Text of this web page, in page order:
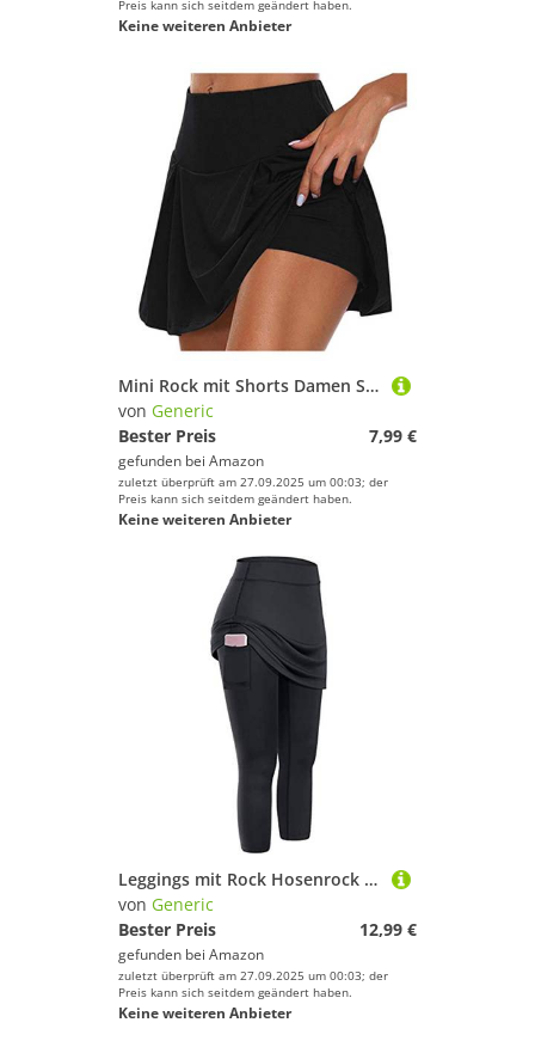
Preis kann sich seitdem geändert haben.
Keine weiteren Anbieter
Mini Rock mit Shorts Damen Sommer - Tennisrock Damen mit Hose- Skater Rock mit Hose Drunter Basic Dehnbaren High Waist Sportrock Laufröcke Golfrock Tennis Skort für Frauen Teenager Mädchen
von Generic
Bester Preis
7,99 €
gefunden bei Amazon
zuletzt überprüft am 27.09.2025 um 00:03; der
Preis kann sich seitdem geändert haben.
Keine weiteren Anbieter
Leggings mit Rock Hosenrock Damen Tennisrock Sportrock Laufrock Golfrock Wanderrock mit 3/4 Capri Hose Damen Yogahose mit Rock mit Taschen
von Generic
Bester Preis
12,99 €
gefunden bei Amazon
zuletzt überprüft am 27.09.2025 um 00:03; der
Preis kann sich seitdem geändert haben.
Keine weiteren Anbieter